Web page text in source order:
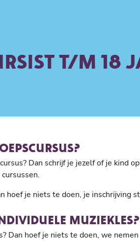
T/M 18
Dan schrijf je jezelf of je kind
hoef je niets te doen, je inschrijving
MUZIEKLES?
Dan hoef je niets te doen, we